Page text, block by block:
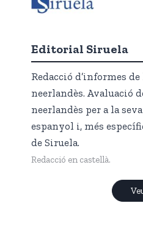
Editorial Siruela
Redacció d’informes
neerlandès. Avaluació
neerlandès per a la
espanyol i, més
de Siruela.
Redacció en castellà.